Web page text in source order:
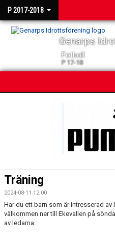
P 2017-2018
Genarps
Fotboll
P 17-18
Träning
2024-08-11 12:00
Har du ett barn som är intresserad
välkommen ner till Ekevallen på
av ledarna.